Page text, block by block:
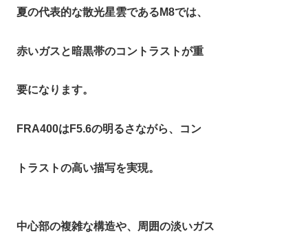
夏の代表的な散光星雲であるM8では、
赤いガスと暗黒帯のコントラストが重
要になります。
FRA400はF5.6の明るさながら、コン
トラストの高い描写を実現。
中心部の複雑な構造や、周囲の淡いガス